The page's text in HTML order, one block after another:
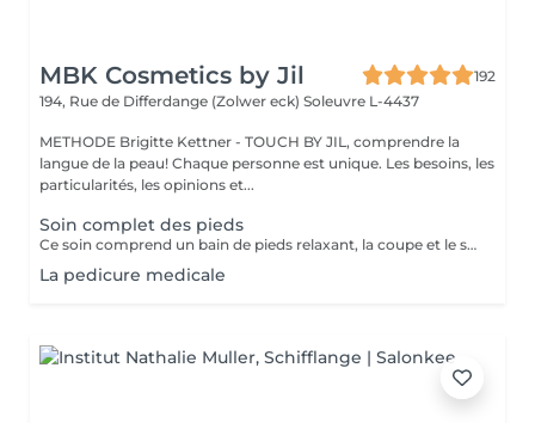
MBK Cosmetics by Jil
192
194, Rue de Differdange (Zolwer eck) Soleuvre L-4437
METHODE Brigitte Kettner - TOUCH BY JIL, comprendre la
langue de la peau! Chaque personne est unique. Les besoins, les
particularités, les opinions et...
Soin complet des pieds
Ce soin comprend un bain de pieds relaxant, la coupe et le soin des ongles, le traitement des ongles épaissis, l'élimination des callosités et des cors,le soin des talons secs et abîmés, une hydratation nourrissante ainsi qu'un massage de confort en fin de soin.
La pedicure medicale